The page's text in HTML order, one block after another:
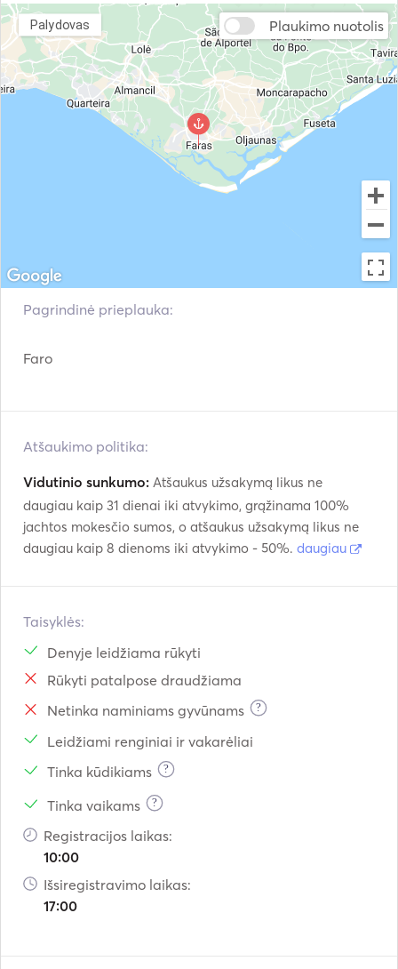
Plaukimo nuotolis
Palydovas
Pagrindinė prieplauka:
Faro
Atšaukimo politika:
Vidutinio sunkumo: Atšaukus užsakymą likus ne
daugiau kaip 31 dienai iki atvykimo, grąžinama 100%
jachtos mokesčio sumos, o atšaukus užsakymą likus ne
daugiau kaip 8 dienoms iki atvykimo - 50%. daugiau
Taisyklės:
Denyje leidžiama rūkyti
Rūkyti patalpose draudžiama
Netinka naminiams gyvūnams
?
Leidžiami renginiai ir vakarėliai
Tinka kūdikiams
?
Tinka vaikams ?
Registracijos laikas:
10:00
Išsiregistravimo laikas:
17:00